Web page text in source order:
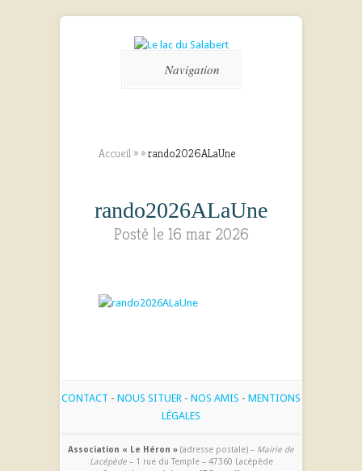
Navigation
Accueil » »rando2026ALaUne
rando2026ALaUne
Posté le 16 mar 2026
CONTACT - NOUS SITUER - NOS AMIS - MENTIONS
LÉGALES
Association « Le Héron » (adresse postale) – Mairie de
Lacépède– 1 rue du Temple – 47360 Lacépède